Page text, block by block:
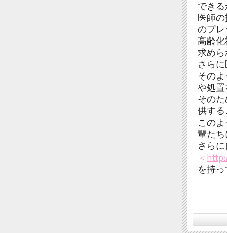
でき
医師
のプ
高齢
求め
さら
その
や処
その
供す
この
輩た
さら
＜
を持